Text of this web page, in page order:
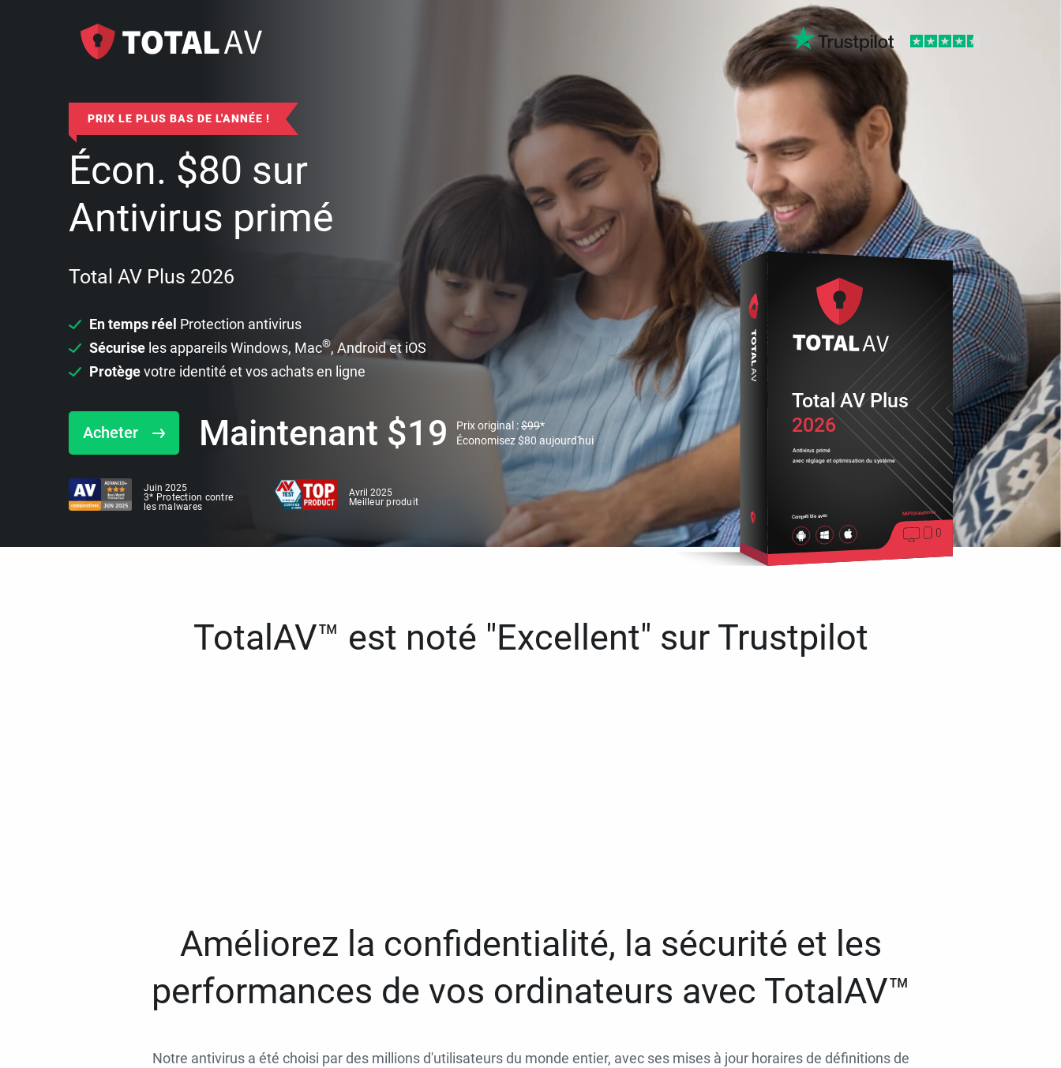
PRIX LE PLUS BAS DE L'ANNÉE !
Écon. $80 sur
Antivirus primé
Total AV Plus 2026
En temps réel Protection antivirus
Sécurise les appareils Windows, Mac®, Android et iOS
Protègevotre identité et vos achats en ligne
Acheter Maintenant $19 Prix original :$99*
Économisez$80 aujourd'hui
Juin 2025
3* Protection contre
les malwares
Avril 2025
Meilleur produit
2026
Antivirus primé
avec réglage et optimisation du système
Compatible avec Multiplateforme
Total AV Plus
TotalAV™ est noté "Excellent" sur Trustpilot
Améliorez la confidentialité, la sécurité et les
performances de vos ordinateurs avec TotalAV™
Notre antivirus a été choisi par des millions d'utilisateurs du monde entier, avec ses mises à jour horaires de définitions de